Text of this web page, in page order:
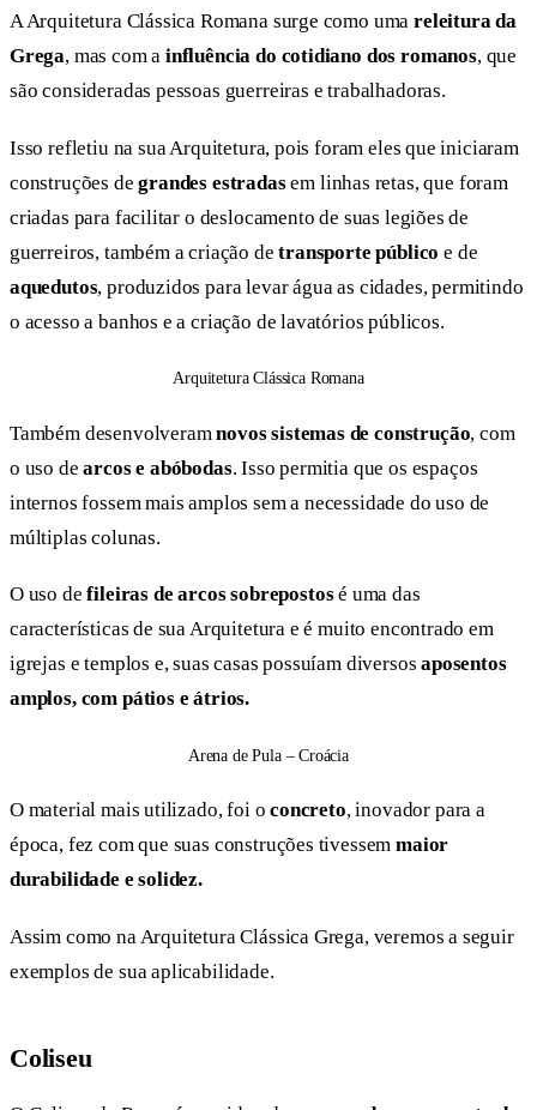
A Arquitetura Clássica Romana surge como umareleitura da
Grega, mas com ainfluência do cotidiano dos romanos, que
são consideradas pessoas guerreiras e trabalhadoras.
Isso refletiu na sua Arquitetura, pois foram eles que iniciaram
construções degrandes estradasem linhas retas, que foram
criadas para facilitar o deslocamento de suas legiões de
guerreiros, também a criação detransporte público e de
aquedutos, produzidos para levar água as cidades, permitindo
o acesso a banhos e a criação de lavatórios públicos.
Arquitetura Clássica Romana
Também desenvolveramnovos sistemas de construção, com
o uso dearcos e abóbodas. Isso permitia que os espaços
internos fossem mais amplos sem a necessidade do uso de
múltiplas colunas.
O uso defileiras de arcos sobrepostosé uma das
características de sua Arquitetura e é muito encontrado em
igrejas e templos e, suas casas possuíam diversosaposentos
amplos, com pátios e átrios.
Arena de Pula – Croácia
O material mais utilizado, foi oconcreto, inovador para a
época, fez com que suas construções tivessemmaior
durabilidade e solidez.
Assim como na Arquitetura Clássica Grega, veremos a seguir
exemplos de sua aplicabilidade.
Coliseu